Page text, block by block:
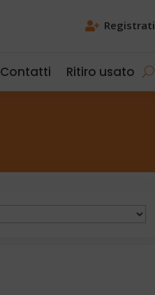
 Registrati
Contatti Ritiro usato